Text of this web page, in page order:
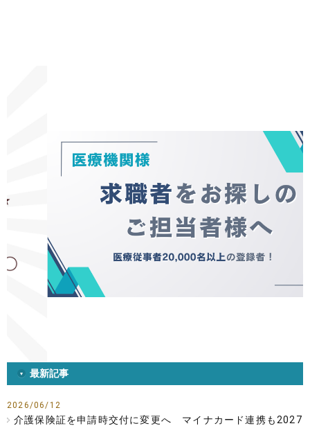
最新記事
2026/06/12
介護保険証を申請時交付に変更へ マイナカード連携も2027